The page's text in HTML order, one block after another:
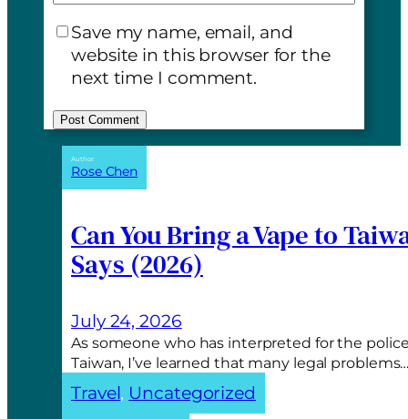
Author:
Rose Chen
Can You Bring a Vape to
Says (2026)
July 24, 2026
As someone who has interpreted for the
Taiwan, I’ve learned that many legal
Travel, Uncategorized
Save my name, email, and
website in this browser for the
next time I comment.